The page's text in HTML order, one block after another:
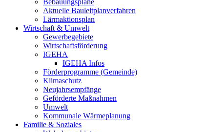
Bebauungspläne
Aktuelle Bauleitplanverfahren
Lärmaktionsplan
Wirtschaft & Umwelt
Gewerbegebiete
Wirtschaftsförderung
IGEHA
IGEHA Infos
Förderprogramme (Gemeinde)
Klimaschutz
Neujahrsempfänge
Geförderte Maßnahmen
Umwelt
Kommunale Wärmeplanung
Familie & Soziales